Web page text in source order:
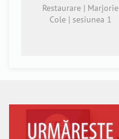
Restaurare | Marjorie
Cole | sesiunea 1